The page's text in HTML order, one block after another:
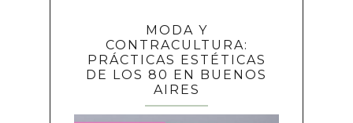
MODA Y
CONTRACULTURA:
PRÁCTICAS ESTÉTICAS
DE LOS 80 EN BUENOS
AIRES